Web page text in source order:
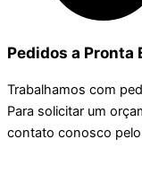
Pedidos a Pronta
Trabalhamos com
Para solicitar um
contato conosco